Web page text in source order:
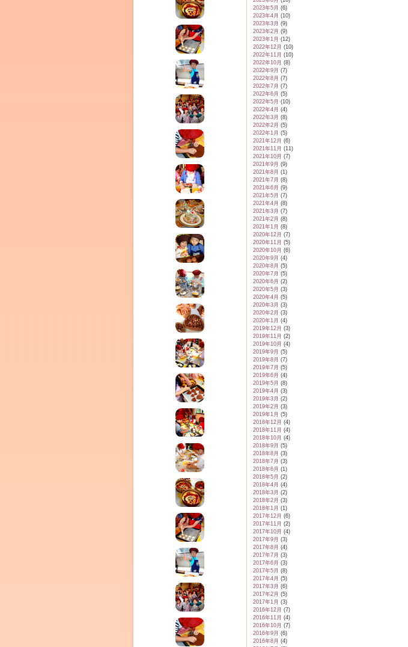
2023年5月 (6)
2023年4月 (10)
2023年3月 (9)
2023年2月 (9)
2023年1月 (12)
2022年12月 (10)
2022年11月 (10)
2022年10月 (8)
2022年9月 (7)
2022年8月 (7)
2022年7月 (7)
2022年6月 (5)
2022年5月 (10)
2022年4月 (4)
2022年3月 (8)
2022年2月 (5)
2022年1月 (5)
2021年12月 (6)
2021年11月 (11)
2021年10月 (7)
2021年9月 (9)
2021年8月 (1)
2021年7月 (8)
2021年6月 (9)
2021年5月 (7)
2021年4月 (8)
2021年3月 (7)
2021年2月 (8)
2021年1月 (8)
2020年12月 (7)
2020年11月 (5)
2020年10月 (6)
2020年9月 (4)
2020年8月 (5)
2020年7月 (5)
2020年6月 (2)
2020年5月 (3)
2020年4月 (5)
2020年3月 (3)
2020年2月 (3)
2020年1月 (4)
2019年12月 (3)
2019年11月 (2)
2019年10月 (4)
2019年9月 (5)
2019年8月 (7)
2019年7月 (5)
2019年6月 (4)
2019年5月 (8)
2019年4月 (3)
2019年3月 (2)
2019年2月 (3)
2019年1月 (5)
2018年12月 (4)
2018年11月 (4)
2018年10月 (4)
2018年9月 (5)
2018年8月 (3)
2018年7月 (3)
2018年6月 (1)
2018年5月 (2)
2018年4月 (4)
2018年3月 (2)
2018年2月 (3)
2018年1月 (1)
2017年12月 (6)
2017年11月 (2)
2017年10月 (4)
2017年9月 (3)
2017年8月 (4)
2017年7月 (3)
2017年6月 (3)
2017年5月 (8)
2017年4月 (5)
2017年3月 (6)
2017年2月 (5)
2017年1月 (3)
2016年12月 (7)
2016年11月 (4)
2016年10月 (7)
2016年9月 (6)
2016年8月 (4)